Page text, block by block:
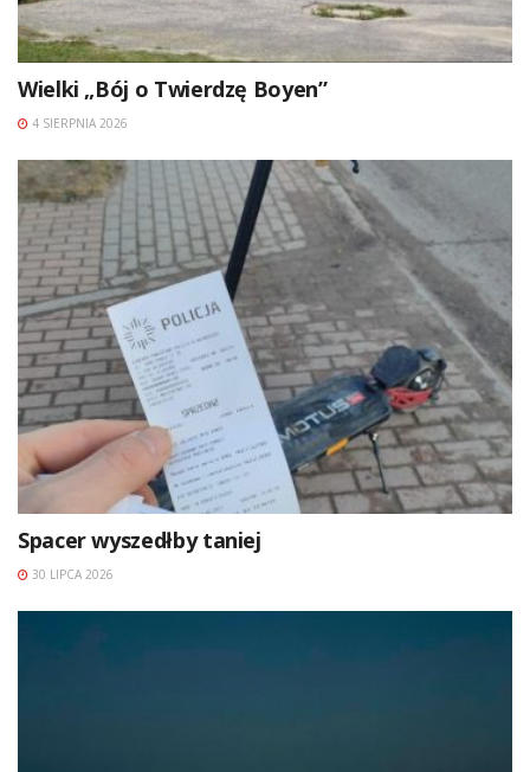
Wielki „Bój o Twierdzę Boyen”
4 SIERPNIA 2026
Spacer wyszedłby taniej
30 LIPCA 2026